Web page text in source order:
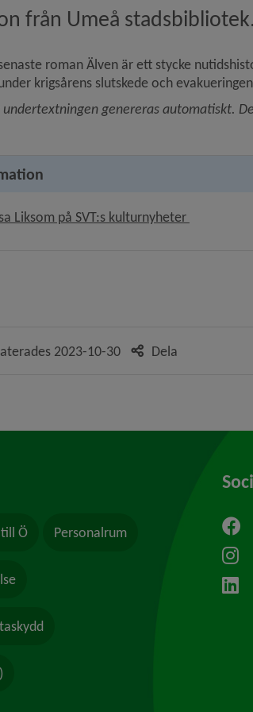
från Umeå stadsbibliotek.
roman Älven är ett stycke
krigsårens slutskede och
genereras automatiskt.
Liksom på SVT:s kulturnyheter
2023-10-30 Dela
Ö Personalrum